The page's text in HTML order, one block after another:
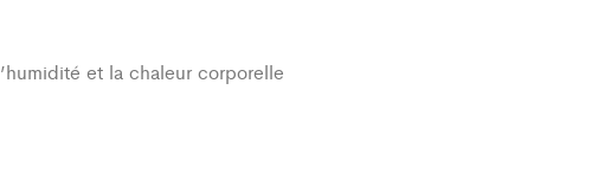
et la chaleur corporelle